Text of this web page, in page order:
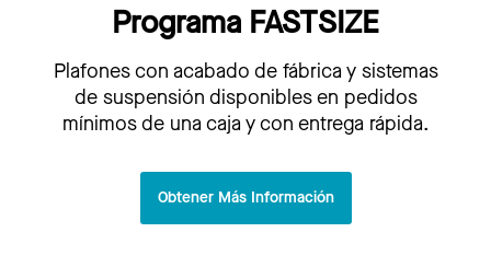
Programa FASTSIZE
Plafones con acabado de fábrica y sistemas
de suspensión disponibles en pedidos
mínimos de una caja y con entrega rápida.
Obtener Más Información